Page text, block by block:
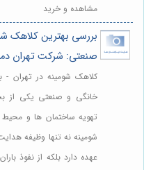
مشاهده و خرید
بررسی بهترین کلاهک
صنعتی: شرکت تهران
کلاهک شومینه در تهران -
خانگی و صنعتی یکی از
تهویه ساختمان ها و
شومینه نه تنها وظیفه
عهده دارد بلکه از نفوذ